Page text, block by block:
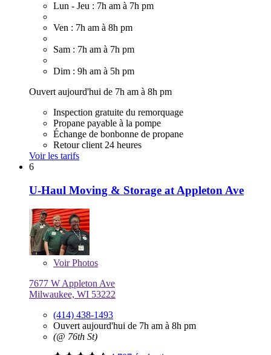
Lun - Jeu : 7h am à 7h pm
Ven : 7h am à 8h pm
Sam : 7h am à 7h pm
Dim : 9h am à 5h pm
Ouvert aujourd'hui de 7h am à 8h pm
Inspection gratuite du remorquage
Propane payable à la pompe
Échange de bonbonne de propane
Retour client 24 heures
Voir les tarifs
6
U-Haul Moving & Storage at Appleton Ave
VoirPhotos
7677 W Appleton Ave
Milwaukee, WI 53222
(414) 438-1493
Ouvert aujourd'hui de 7h am à 8h pm
(@ 76th St)